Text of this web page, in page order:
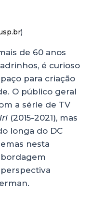
)
de 60 anos
é curioso
para criação
O público geral
a série de TV
(2015-2021), mas
longa do DC
nesta